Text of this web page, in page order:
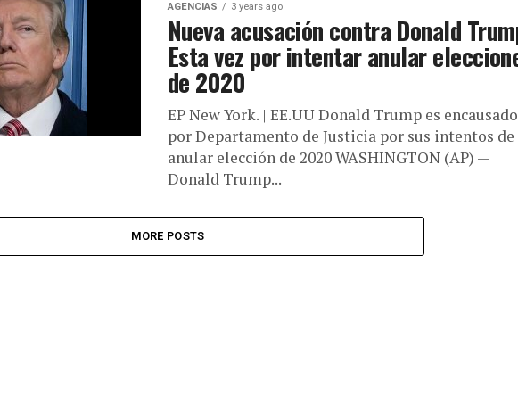
AGENCIAS 3 years ago
Nueva acusación contra Donald
Esta vez por intentar anular
de 2020
EP New York. | EE.UU Donald Trump es encausado
por Departamento de Justicia por sus intentos de
anular elección de 2020 WASHINGTON (AP) —
Donald Trump...
MORE POSTS